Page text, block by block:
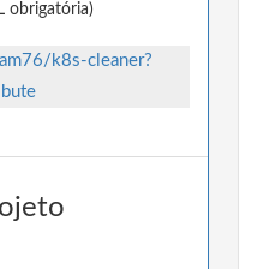
obrigatória)
k8s-cleaner?